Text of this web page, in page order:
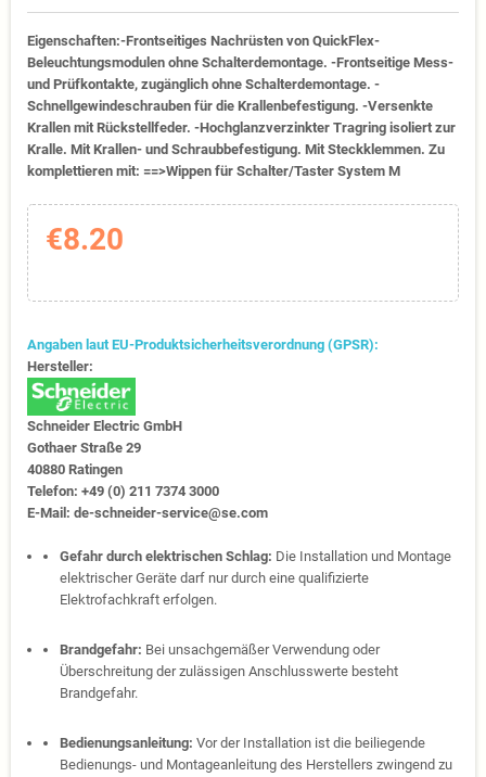
Eigenschaften:-Frontseitiges Nachrüsten von QuickFlex-
Beleuchtungsmodulen ohne Schalterdemontage. -Frontseitige Mess-
und Prüfkontakte, zugänglich ohne Schalterdemontage. -
Schnellgewindeschrauben für die Krallenbefestigung. -Versenkte
Krallen mit Rückstellfeder. -Hochglanzverzinkter Tragring isoliert zur
Kralle. Mit Krallen- und Schraubbefestigung. Mit Steckklemmen. Zu
komplettieren mit: ==>Wippen für Schalter/Taster System M
€8.20
Angaben laut EU-Produktsicherheitsverordnung (GPSR):
Hersteller:
Schneider Electric GmbH
Gothaer Straße 29
40880 Ratingen
Telefon: +49 (0) 211 7374 3000
E-Mail: de-schneider-service@se.com
Gefahr durch elektrischen Schlag: Die Installation und Montage
elektrischer Geräte darf nur durch eine qualifizierte
Elektrofachkraft erfolgen.
Brandgefahr: Bei unsachgemäßer Verwendung oder
Überschreitung der zulässigen Anschlusswerte besteht
Brandgefahr.
Bedienungsanleitung: Vor der Installation ist die beiliegende
Bedienungs- und Montageanleitung des Herstellers zwingend zu